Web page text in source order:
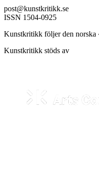
post@kunstkritikk.se
ISSN 1504-0925
Kunstkritikk följer den norska
Kunstkritikk stöds av